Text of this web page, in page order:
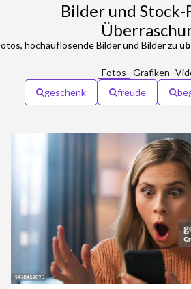
Bilder und Stock-
hochauflösende Bilder und Bilder zu
Fotos Grafiken
geschenk
freude